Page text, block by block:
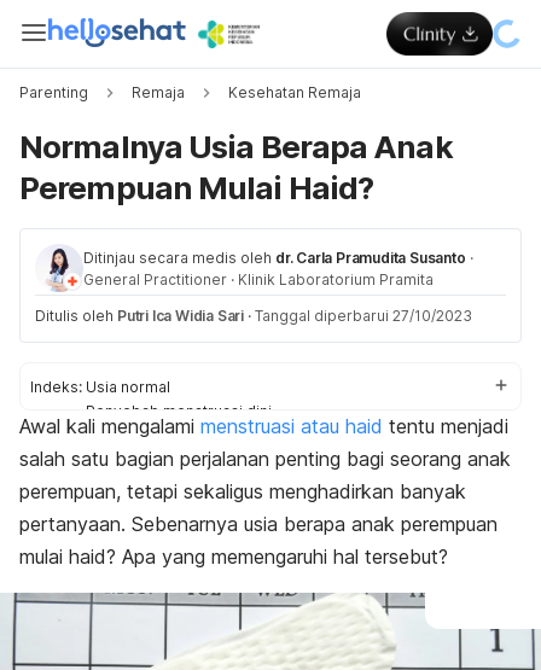
Parenting Remaja Kesehatan Remaja
Normalnya Usia Berapa Anak
Perempuan Mulai Haid?
Ditinjau secara medis oleh dr. Carla Pramudita Susanto ·
General Practitioner · Klinik Laboratorium Pramita
Ditulis oleh Putri Ica Widia Sari · Tanggal diperbarui 27/10/2023
Indeks: Usia normal
Penyebab menstruasi dini
Tips untuk orangtua
Awal kali mengalami menstruasi atau haid tentu menjadi
salah satu bagian perjalanan penting bagi seorang anak
perempuan, tetapi sekaligus menghadirkan banyak
pertanyaan. Sebenarnya usia berapa anak perempuan
mulai haid? Apa yang memengaruhi hal tersebut?